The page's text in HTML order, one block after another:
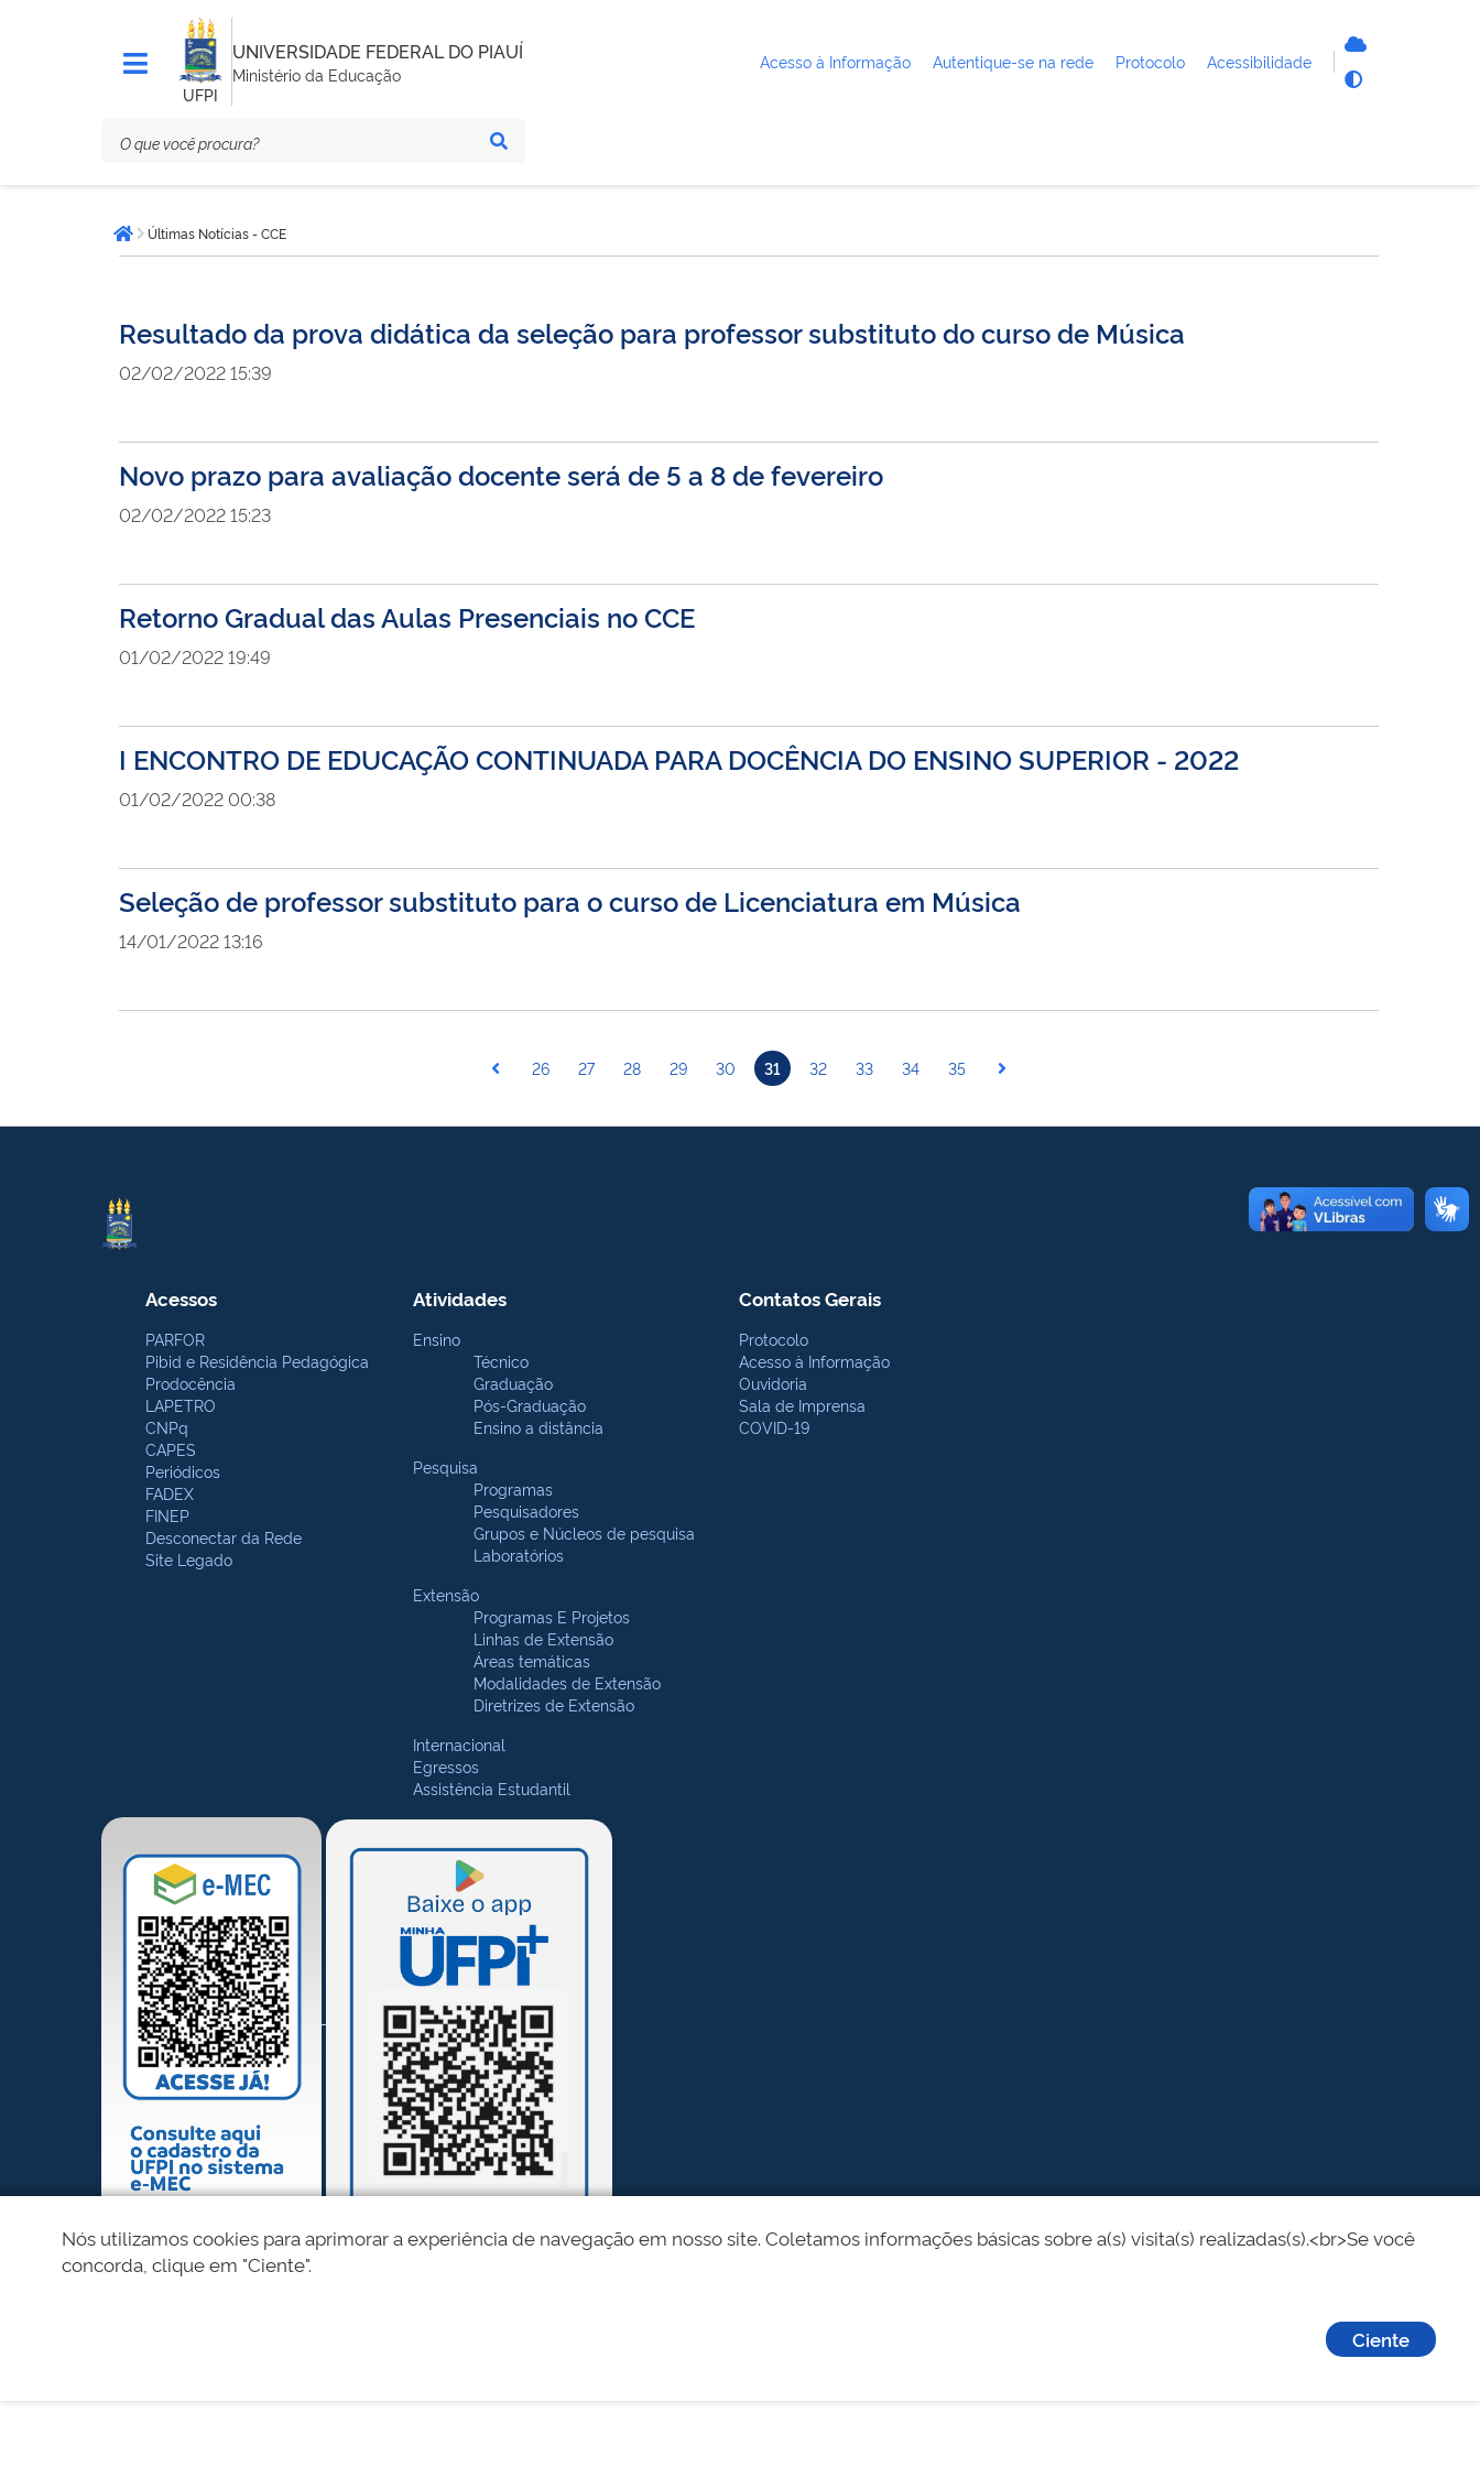
UFPI
UNIVERSIDADE FEDERAL DO PIAUÍ
Ministério da Educação
Acesso à Informação Autentique-se na rede Protocolo Acessibilidade
está
aqui:Página inicial
Últimas Notícias - CCE
Resultado da prova didática da seleção para professor substituto do curso de Música
02/02/2022 15:39
Novo prazo para avaliação docente será de 5 a 8 de fevereiro
02/02/2022 15:23
Retorno Gradual das Aulas Presenciais no CCE
01/02/2022 19:49
I ENCONTRO DE EDUCAÇÃO CONTINUADA PARA DOCÊNCIA DO ENSINO SUPERIOR - 2022
01/02/2022 00:38
Seleção de professor substituto para o curso de Licenciatura em Música
14/01/2022 13:16
26 27 28 29 30 31 32 33 34 35
Acessos
PARFOR
Pibid e Residência Pedagógica
Prodocência
LAPETRO
CNPq
CAPES
Periódicos
FADEX
FINEP
Desconectar da Rede
Site Legado
Atividades
Ensino
Técnico
Graduação
Pós-Graduação
Ensino a distância
Pesquisa
Programas
Pesquisadores
Grupos e Núcleos de pesquisa
Laboratórios
Extensão
Programas E Projetos
Linhas de Extensão
Áreas temáticas
Modalidades de Extensão
Diretrizes de Extensão
Internacional
Egressos
Assistência Estudantil
Contatos Gerais
Protocolo
Acesso à Informação
Ouvidoria
Sala de Imprensa
COVID-19
Nós utilizamos cookies para aprimorar a experiência de navegação em nosso site. Coletamos informações básicas sobre a(s) visita(s) realizadas(s).<br>Se você
concorda, clique em "Ciente".
Ciente